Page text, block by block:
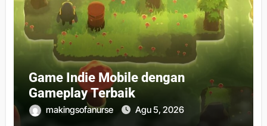
Game Indie Mobile dengan
Gameplay Terbaik
makingsofanurse Agu 5, 2026